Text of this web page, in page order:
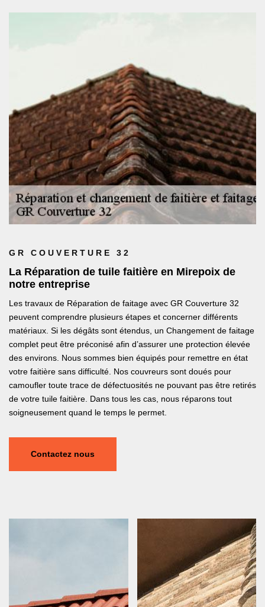
GR COUVERTURE 32
La Réparation de tuile faitière en Mirepoix de
notre entreprise
Les travaux de Réparation de faitage avec GR Couverture 32
peuvent comprendre plusieurs étapes et concerner différents
matériaux. Si les dégâts sont étendus, un Changement de faitage
complet peut être préconisé afin d’assurer une protection élevée
des environs. Nous sommes bien équipés pour remettre en état
votre faitière sans difficulté. Nos couvreurs sont doués pour
camoufler toute trace de défectuosités ne pouvant pas être retirés
de votre tuile faitière. Dans tous les cas, nous réparons tout
soigneusement quand le temps le permet.
Contactez nous